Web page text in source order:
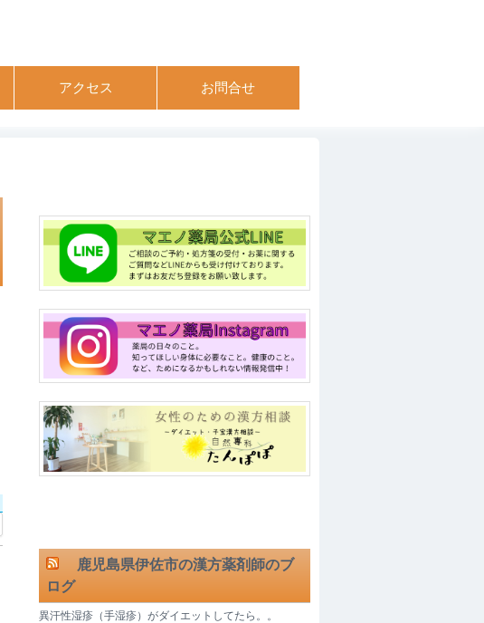
アクセス お問合せ
鹿児島県伊佐市の漢方薬剤師のブ
ログ
異汗性湿疹（手湿疹）がダイエットしてたら。。